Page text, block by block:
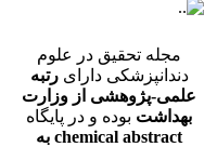
مجله تحقیق در علوم
دندانپزشکی دارایرتبه
علمی-پژوهشی از وزارت
بهداشت بوده و در پایگاه
chemical abstract به